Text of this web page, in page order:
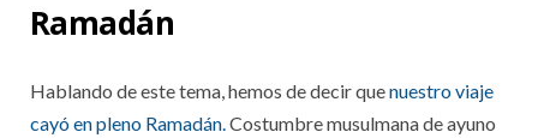
Ramadán
Hablando de este tema, hemos de decir quenuestro viaje
cayó en pleno Ramadán. Costumbre musulmana de ayuno